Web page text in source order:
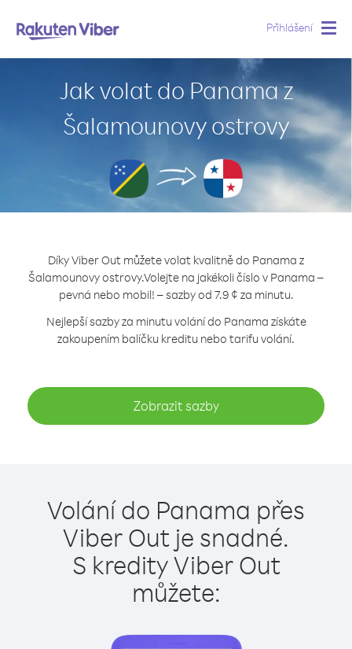
Přihlášení
Jak volat do Panama z
Šalamounovy ostrovy
Díky Viber Out můžete volat kvalitně do Panama z
Šalamounovy ostrovy.Volejte na jakékoli číslo v Panama –
pevná nebo mobil! – sazby od 7.9 ¢ za minutu.
Nejlepší sazby za minutu volání do Panama získáte
zakoupením balíčku kreditu nebo tarifu volání.
Zobrazit sazby
Volání do Panama přes
Viber Out je snadné.
S kredity Viber Out
můžete: